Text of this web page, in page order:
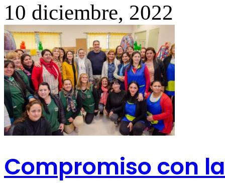
10 diciembre, 2022
Compromiso con